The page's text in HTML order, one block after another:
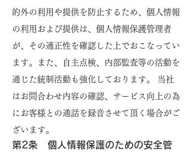
的外の利用や提供を防止するため、個人情報
の利用および提供は、個人情報保護管理者
が、その適正性を確認した上でおこなってい
ます。また、自主点検、内部監査等の活動を
通じた統制活動も強化しております。 当社
はお問合わせ内容の確認、サービス向上の為
にお客様との通話を録音させて頂く場合がご
ざいます。
第2条 個人情報保護のための安全管